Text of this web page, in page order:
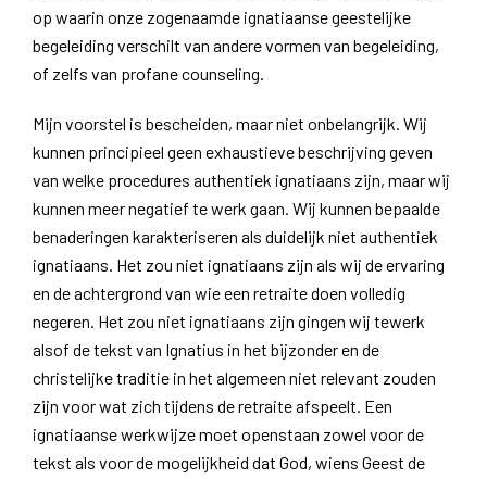
op waarin onze zogenaamde ignatiaanse geestelijke
begeleiding verschilt van andere vormen van begeleiding,
of zelfs van profane counseling.
Mijn voorstel is bescheiden, maar niet onbelangrijk. Wij
kunnen principieel geen exhaustieve beschrijving geven
van welke procedures authentiek ignatiaans zijn, maar wij
kunnen meer negatief te werk gaan. Wij kunnen bepaalde
benaderingen karakteriseren als duidelijk niet authentiek
ignatiaans. Het zou niet ignatiaans zijn als wij de ervaring
en de achtergrond van wie een retraite doen volledig
negeren. Het zou niet ignatiaans zijn gingen wij tewerk
alsof de tekst van Ignatius in het bijzonder en de
christelijke traditie in het algemeen niet relevant zouden
zijn voor wat zich tijdens de retraite afspeelt. Een
ignatiaanse werkwijze moet openstaan zowel voor de
tekst als voor de mogelijkheid dat God, wiens Geest de